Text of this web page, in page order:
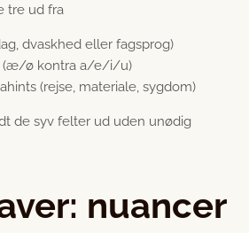
tre ud fra
dvaskhed eller fagsprog)
(æ/ø kontra a/e/i/u)
(rejse, materiale, sygdom)
de syv felter ud uden unødig
nuancer